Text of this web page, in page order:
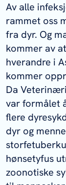
Av alle
rammet oss
fra dyr. Og
kommer av
hverandre i
kommer
Da
var formålet
flere
dyr og
hønsetyfus
zoonotiske